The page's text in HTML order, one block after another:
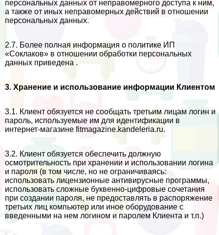
персональных данных от неправомерного доступа к ним,
а также от иных неправомерных действий в отношении
персональных данных.
2.7. Более полная информация о политике ИП
«Соклаков» в отношении обработки персональных
данных приведена .
3. Хранение и использование информации Клиентом
3.1. Клиент обязуется не сообщать третьим лицам логин и
пароль, используемые им для идентификации в
интернет-магазине fitmagazine.kandeleria.ru.
3.2. Клиент обязуется обеспечить должную
осмотрительность при хранении и использовании логина
и пароля (в том числе, но не ограничиваясь:
использовать лицензионные антивирусные программы,
использовать сложные буквенно-цифровые сочетания
при создании пароля, не предоставлять в распоряжение
третьих лиц компьютер или иное оборудование с
введенными на нем логином и паролем Клиента и т.п.)